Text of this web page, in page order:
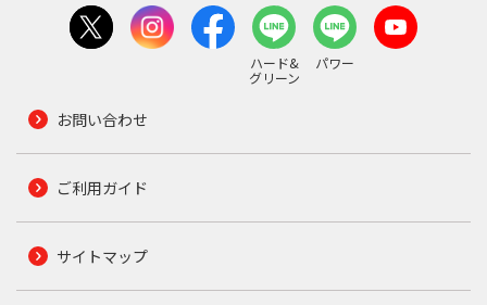
ハード&
グリーン
パワー
お問い合わせ
ご利用ガイド
サイトマップ